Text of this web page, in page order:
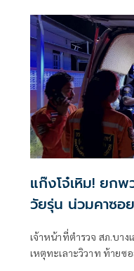
แก๊งโจ๋เหิม! ยก
วัยรุ่น น่วมคาซอย
เจ้าหน้าที่ตำรวจ สภ.บาง
เหตุทะเลาะวิวาท ท้ายซ